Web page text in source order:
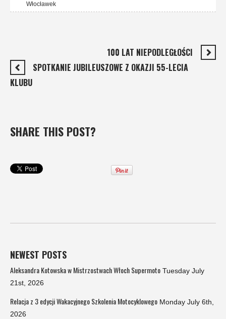
Włocławek
100 LAT NIEPODLEGŁOŚCI
SPOTKANIE JUBILEUSZOWE Z OKAZJI 55-LECIA
KLUBU
SHARE THIS POST?
NEWEST POSTS
Aleksandra Kotowska w Mistrzostwach Włoch Supermoto Tuesday July
21st, 2026
Relacja z 3 edycji Wakacyjnego Szkolenia Motocyklowego Monday July 6th,
2026